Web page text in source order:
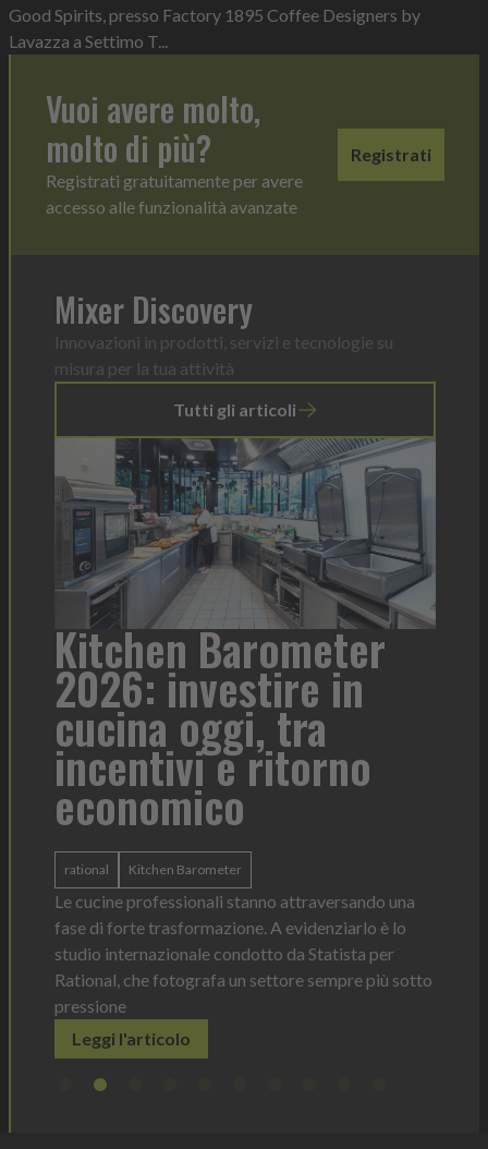
Good Spirits, presso Factory 1895 Coffee Designers by
Lavazza a Settimo T...
Vuoi avere molto,
molto di più?
Registrati gratuitamente per avere
accesso alle funzionalità avanzate
Registrati
Mixer Discovery
Innovazioni in prodotti, servizi e tecnologie su
misura per la tua attività
Tutti gli articoli
Kitchen Barometer
2026: investire in
cucina oggi, tra
incentivi e ritorno
economico
rational Kitchen Barometer
Le cucine professionali stanno attraversando una
fase di forte trasformazione. A evidenziarlo è lo
studio internazionale condotto da Statista per
Rational, che fotografa un settore sempre più sotto
pressione
Leggi l'articolo